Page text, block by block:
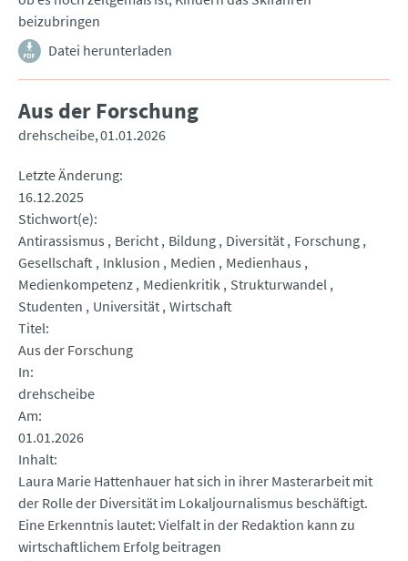
beizubringen
Datei herunterladen
Aus der Forschung
drehscheibe 01.01.2026
Letzte Änderung
16.12.2025
Stichwort(e)
Antirassismus
Bericht Bildung Diversität Forschung
Gesellschaft Inklusion Medien
Medienhaus
Medienkompetenz Medienkritik Strukturwandel
Studenten
Universität Wirtschaft
Titel
Aus der Forschung
In
drehscheibe
Am
01.01.2026
Inhalt
Laura Marie Hattenhauer hat sich in ihrer Masterarbeit mit
der Rolle der Diversität im Lokaljournalismus beschäftigt.
Eine Erkenntnis lautet: Vielfalt in der Redaktion kann zu
wirtschaftlichem Erfolg beitragen